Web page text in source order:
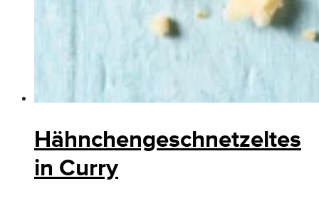
Hähnchengeschnetzeltes
in Curry